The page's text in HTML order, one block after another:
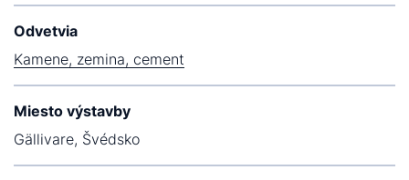
Odvetvia
Kamene, zemina, cement
Miesto výstavby
Gällivare, Švédsko